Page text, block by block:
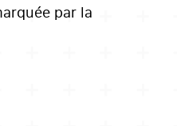
par la